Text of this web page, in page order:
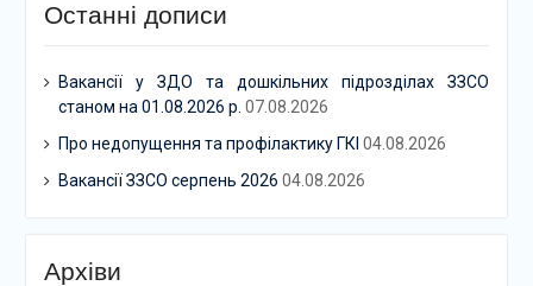
Останні дописи
Вакансії у ЗДО та дошкільних підрозділах ЗЗСО
станом на 01.08.2026 р. 07.08.2026
Про недопущення та профілактику ГКІ 04.08.2026
Вакансії ЗЗСО серпень 2026 04.08.2026
Архіви